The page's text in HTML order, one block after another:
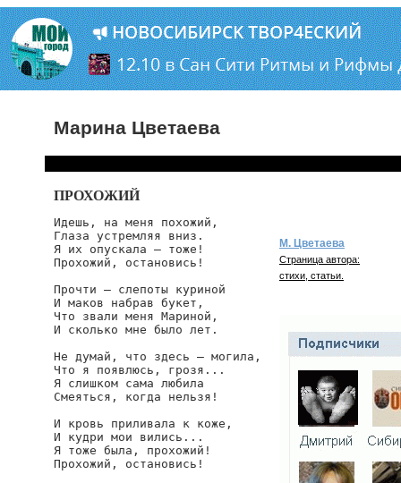
Марина Цветаева
ПРОХОЖИЙ
Идешь, на меня похожий,
Глаза устремляя вниз.
Я их опускала — тоже!
Прохожий, остановись!
Прочти — слепоты куриной
И маков набрав букет,
Что звали меня Мариной,
И сколько мне было лет.
Не думай, что здесь — могила,
Что я появлюсь, грозя...
Я слишком сама любила
Смеяться, когда нельзя!
И кровь приливала к коже,
И кудри мои вились...
Я тоже была, прохожий!
Прохожий, остановись!
М. Цветаева
Страница автора:
стихи, статьи.